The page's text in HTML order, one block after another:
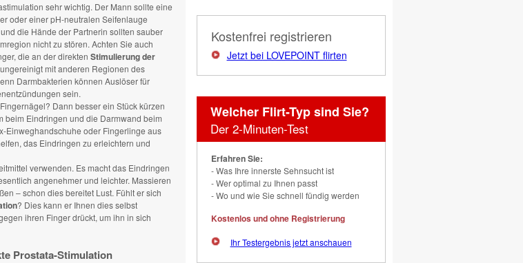
Kostenfrei registrieren
Jetzt bei LOVEPOINT flirten
Welcher Flirt-Typ sind Sie?
Der 2-Minuten-Test
Erfahren Sie:
Was Ihre innerste Sehnsucht ist
Wer optimal zu Ihnen passt
Wo und wie Sie schnell fündig werden
Kostenlos und ohne Registrierung
Ihr Testergebnis jetzt anschauen
sehr wichtig. Der Mann sollte eine
oder einer pH-neutralen Seifenlauge
die Hände der Partnerin sollten sauber
nicht zu stören. Achten Sie auch
die an der direkten Stimulierung der
mit anderen Regionen des
Darmbakterien können Auslöser für
sein.
Dann besser ein Stück kürzen
beim Eindringen und die Darmwand beim
Einweghandschuhe oder Fingerlinge aus
das Eindringen zu erleichtern und
verwenden. Es macht das Eindringen
angenehmer und leichter. Massieren
– schon dies bereitet Lust. Fühlt er sich
? Dies kann er Ihnen dies selbst
ihren Finger drückt, um ihn in sich
Prostata-Stimulation